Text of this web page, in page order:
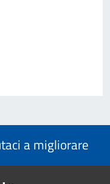
a migliorare